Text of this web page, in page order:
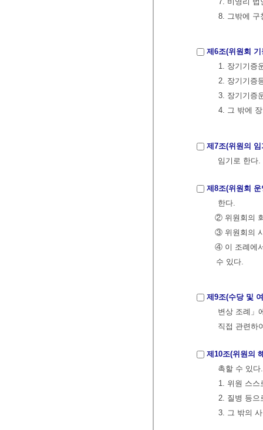
8. 그밖에
제6조(위원회 기
1. 장기기증
2. 장기기증
3. 장기기증
4. 그 밖에
제7조(위원의 임
임기로 한다.
제8조(위원회 운
한다.
② 위원회의
③ 위원회의
④ 이 조례에
수 있다.
제9조(수당 및
변상 조례」
직접 관련하
제10조(위원의
촉할 수 있다.
1. 위원 스
2. 질병 등
3. 그 밖의